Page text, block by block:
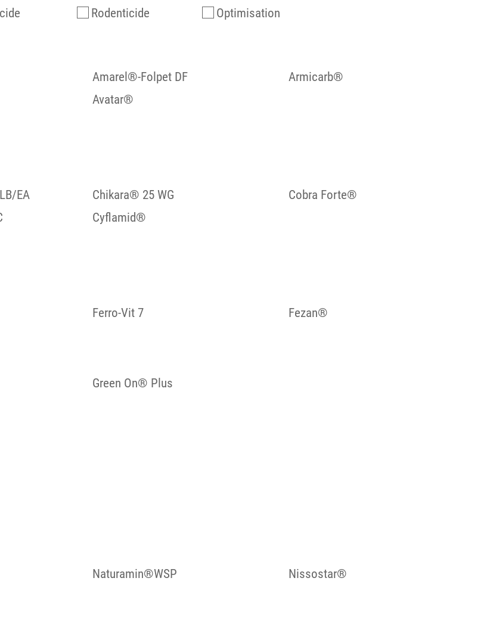
Rodenticide Optimisation
Amarel®-Folpet DF
Armicarb®
Avatar®
EA Chikara® 25 WG
Cobra Forte®
Cyflamid®
Ferro-Vit 7
Fezan®
Green On® Plus
Naturamin®WSP
Nissostar®